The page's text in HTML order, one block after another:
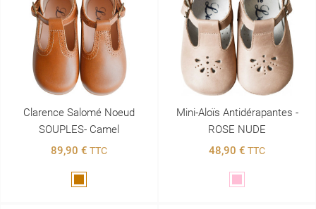
Clarence Salomé Noeud
SOUPLES- Camel
89,90 € TTC
Mini-Aloïs Antidérapantes -
ROSE NUDE
48,90 € TTC